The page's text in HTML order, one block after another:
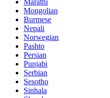
Marathi
Mongolian
Burmese
Nepali
Norwegian
Pashto
Persian
Punjabi
Serbian
Sesotho
Sinhala